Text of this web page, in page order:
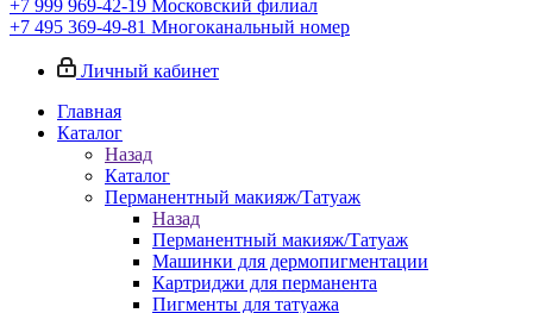
+7 999 969-42-19 Московский филиал
+7 495 369-49-81 Многоканальный номер
Личный кабинет
Главная
Каталог
Назад
Каталог
Перманентный макияж/Татуаж
Назад
Перманентный макияж/Татуаж
Машинки для дермопигментации
Картриджи для перманента
Пигменты для татуажа